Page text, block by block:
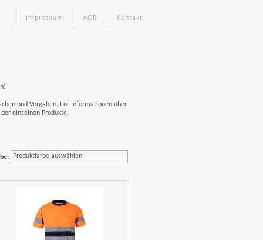
Kontakt
AGB
Impressum
und Vorgaben. Für Informationen über
einzelnen Produkte.
Produktfarbe auswählen